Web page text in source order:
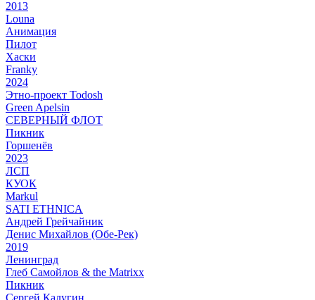
2013
Louna
Анимация
Пилот
Хаски
Franky
2024
Этно-проект Todosh
Green Apelsin
СЕВЕРНЫЙ ФЛОТ
Пикник
Горшенёв
2023
ЛСП
КУОК
Markul
SATI ETHNICA
Андрей Грейчайник
Денис Михайлов (Обе-Рек)
2019
Ленинград
Глеб Самойлов & the Matrixx
Пикник
Сергей Калугин